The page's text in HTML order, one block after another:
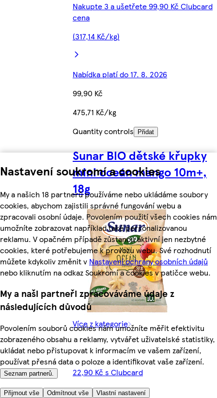
Nastavení soukromí a cookies
My a našich 18 partnerů používáme nebo ukládáme soubory
cookies, abychom zajistili správné fungování webu a
zpracovali osobní údaje. Povolením použití všech cookies nám
umožníte zobrazovat například také personalizovanou
reklamu. V opačném případě zůstanou aktivní jen nezbytné
cookies, které potřebujeme k provozu webu. Své rozhodnutí
můžete kdykoliv změnit v Nastavení ochrany osobních údajů
nebo kliknutím na odkaz Soukromí a cookies v patičce webu.
My a naši partneři zpracováváme údaje z
následujících důvodů
Povolením souborů cookies nám umožníte měřit efektivitu
zobrazeného obsahu a reklamy, vytvářet uživatelské statistiky,
ukládat nebo přistupovat k informacím ve vašem zařízení,
používat přesná data o poloze a identifikovat vaše zařízení.
Seznam partnerů.
Přijmout vše Odmítnout vše Vlastní nastavení
Nakupte 3 a ušetřete 99,90 Kč Clubcard
cena
(317,14 Kč/kg)
Nabídka platí do 17. 8. 2026
99,90 Kč
475,71 Kč/kg
Quantity controls
Přidat
Sunar BIO dětské křupky
mini oceán mango 10m+,
18g
Více z kategorie
22,90 Kč s Clubcard
(1272,22 Kč/kg)